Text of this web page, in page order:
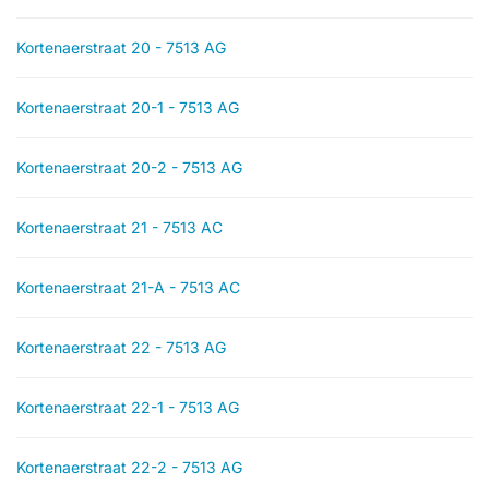
Kortenaerstraat 20 - 7513 AG
Kortenaerstraat 20-1 - 7513 AG
Kortenaerstraat 20-2 - 7513 AG
Kortenaerstraat 21 - 7513 AC
Kortenaerstraat 21-A - 7513 AC
Kortenaerstraat 22 - 7513 AG
Kortenaerstraat 22-1 - 7513 AG
Kortenaerstraat 22-2 - 7513 AG